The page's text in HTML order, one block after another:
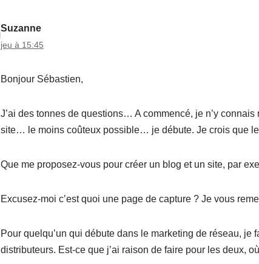
Suzanne
jeu à 15:45
Bonjour Sébastien,
J’ai des tonnes de questions… A commencé, je n’y
site… le moins coûteux possible… je débute. Je crois que
Que me proposez-vous pour créer un blog et un site, par
Excusez-moi c’est quoi une page de capture ? Je vous
Pour quelqu’un qui débute dans le marketing de réseau,
distributeurs. Est-ce que j’ai raison de faire pour les deux,